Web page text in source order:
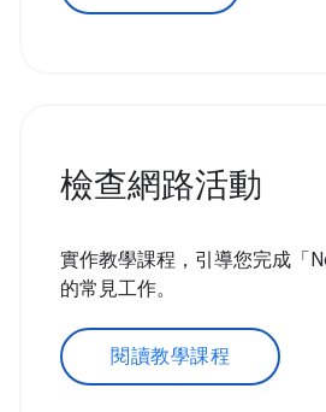
檢查網路活動
實作教學課程，引導您完成「
的常見工作。
閱讀教學課程